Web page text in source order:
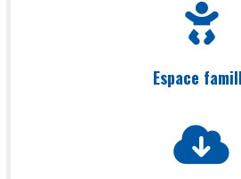
Espace